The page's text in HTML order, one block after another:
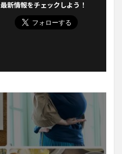
最新情報をチェックしよう！